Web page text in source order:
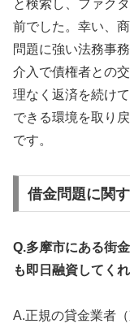
と検索し、ファク
前でした。幸い、
問題に強い法務事
介入で債権者との
理なく返済を続け
できる環境を取り
です。
借金問題に関
Q.多摩市にある街
も即日融資してく
A.正規の貸金業者